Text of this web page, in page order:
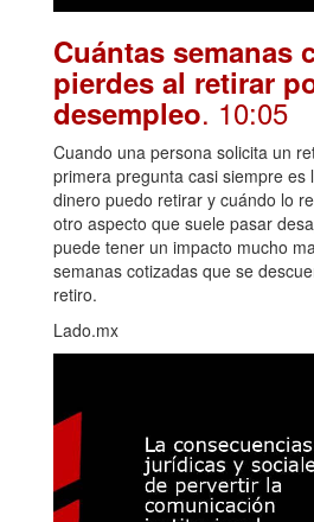
Cuántas semanas
pierdes al retirar
desempleo. 10:05
Cuando una persona solicita un
primera pregunta casi siempre es
dinero puedo retirar y cuándo lo
otro aspecto que suele pasar
puede tener un impacto mucho
semanas cotizadas que se
retiro.
Lado.mx